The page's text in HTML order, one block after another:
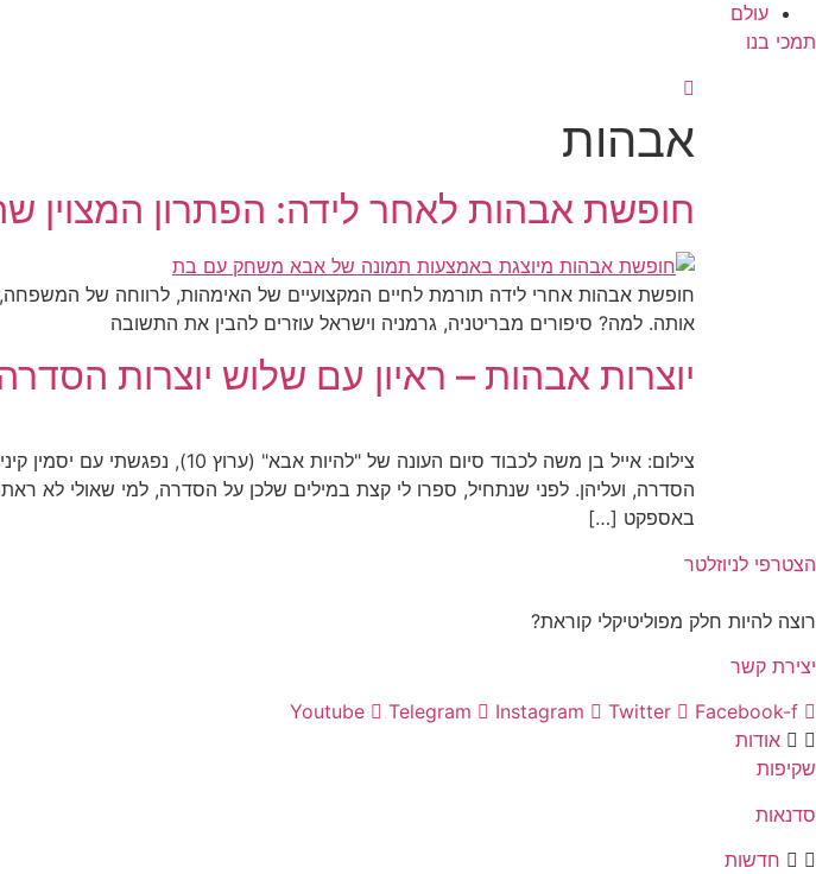
עולם
תמכי בנו
אבהות
חופשת אבהות לאחר לידה: הפתרון המצוין
חופשת אבהות אחרי לידה תורמת לחיים המקצועיים של האימהות, לרווחה של
אותה. למה? סיפורים מבריטניה, גרמניה וישראל עוזרים להבין את התשובה
יוצרות אבהות – ראיון עם שלוש יוצרות
צילום: אייל בן משה לכבוד סיום
באספקט […]
הצטרפי לניוזלטר
רוצה להיות חלק מפוליטיקלי קוראת?
יצירת קשר
Youtube
Telegram Instagram Twitter
Facebook-f
אודות
שקיפות
סדנאות
חדשות